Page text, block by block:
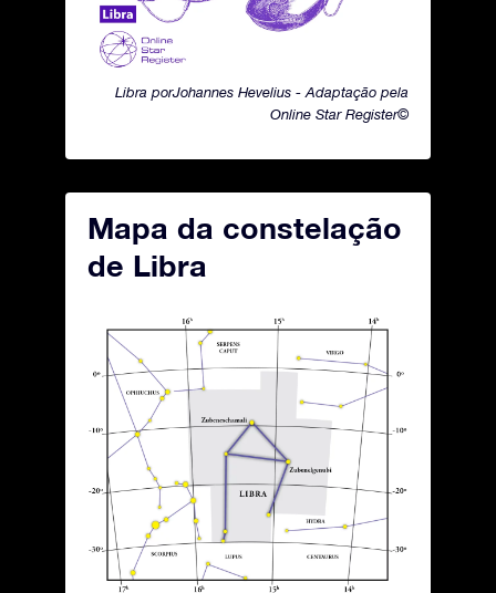
Libra porJohannes Hevelius - Adaptação pela
Online Star Register©
Mapa da constelação
de Libra